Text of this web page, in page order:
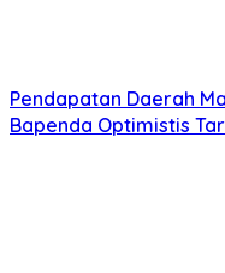
Pendapatan Daerah
Bapenda Optimistis